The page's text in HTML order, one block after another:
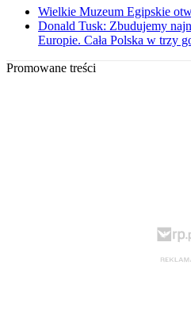
Wielkie Muzeum Egipskie
Donald Tusk: Zbudujemy
Europie. Cała Polska w trzy
Promowane treści